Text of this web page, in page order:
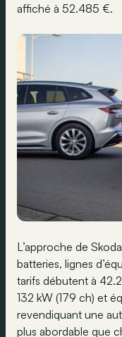
affiché à 52.485 €.
L’approche de
batteries, lignes
tarifs débutent à
132 kW (179 ch) et
revendiquant une
plus abordable que